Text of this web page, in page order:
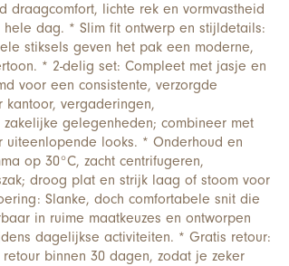
draagcomfort, lichte rek en vormvastheid
dag. * Slim fit ontwerp en stijldetails:
stiksels geven het pak een moderne,
* 2-delig set: Compleet met jasje en
voor een consistente, verzorgde
vergaderingen,
gelegenheden; combineer met
uiteenlopende looks. * Onderhoud en
op 30°C, zacht centrifugeren,
droog plat en strijk laag of stoom voor
Slanke, doch comfortabele snit die
in ruime maatkeuzes en ontworpen
dagelijkse activiteiten. * Gratis retour:
binnen 30 dagen, zodat je zeker